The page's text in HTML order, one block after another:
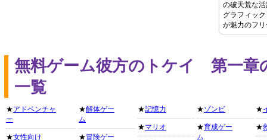
の破天荒な
グラフィッ
が魅力のフ
無料ゲーム彼方のトケイ 第一章
一覧
★アドベンチャ
ー
★女性向け
★解体ゲー
ム
★冒険ゲー
★記憶力
★マリオ
★ゾンビ
★育成ゲー
ム
★
★